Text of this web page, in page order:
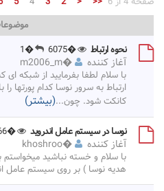
نحوه ارتباط
�6075
�1
آغاز کننده �
m2006_m
ارتباط به سرور نوسا کدام پورتها
کانکت شود. چون...(بیشتر)
نوسا در سیستم عامل اندروید �6266
آغاز کننده �
khoshroo
با سلام و خسته نباشید میخواستم
هدیه نوسا ) بر روی سیستم عامل